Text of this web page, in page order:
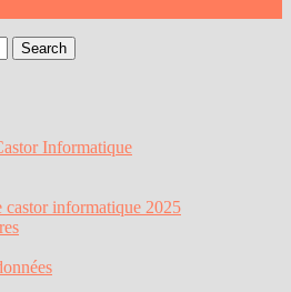
Informatique
castor informatique 2025